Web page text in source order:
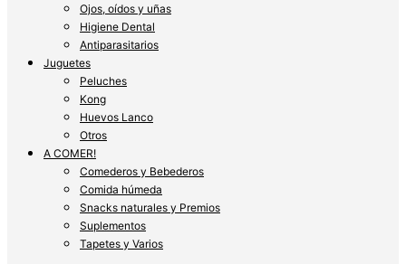
Ojos, oídos y uñas
Higiene Dental
Antiparasitarios
Juguetes
Peluches
Kong
Huevos Lanco
Otros
A COMER!
Comederos y Bebederos
Comida húmeda
Snacks naturales y Premios
Suplementos
Tapetes y Varios